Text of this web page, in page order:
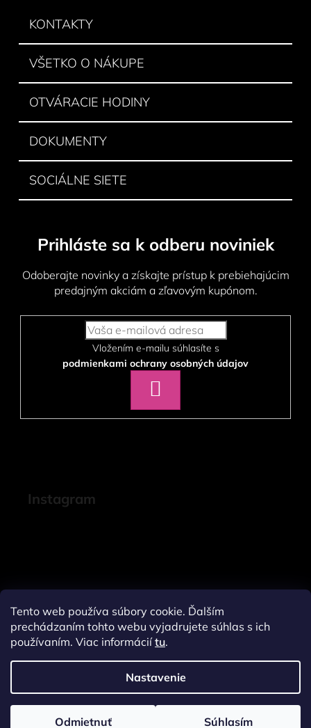
Tento web používa súbory cookie. Ďalším
prechádzaním tohto webu vyjadrujete súhlas s ich
používaním. Viac informáciítu.
Nastavenie
Odmietnuť Súhlasím
KONTAKTY
VŠETKO O NÁKUPE
OTVÁRACIE HODINY
DOKUMENTY
SOCIÁLNE SIETE
Prihláste sa k odberu noviniek
Odoberajte novinky a získajte prístup k prebiehajúcim
predajným akciám a zľavovým kupónom.
podmienkami ochrany osobných údajov
SA
Instagram
Vytvoril Shoptet
Adatelier